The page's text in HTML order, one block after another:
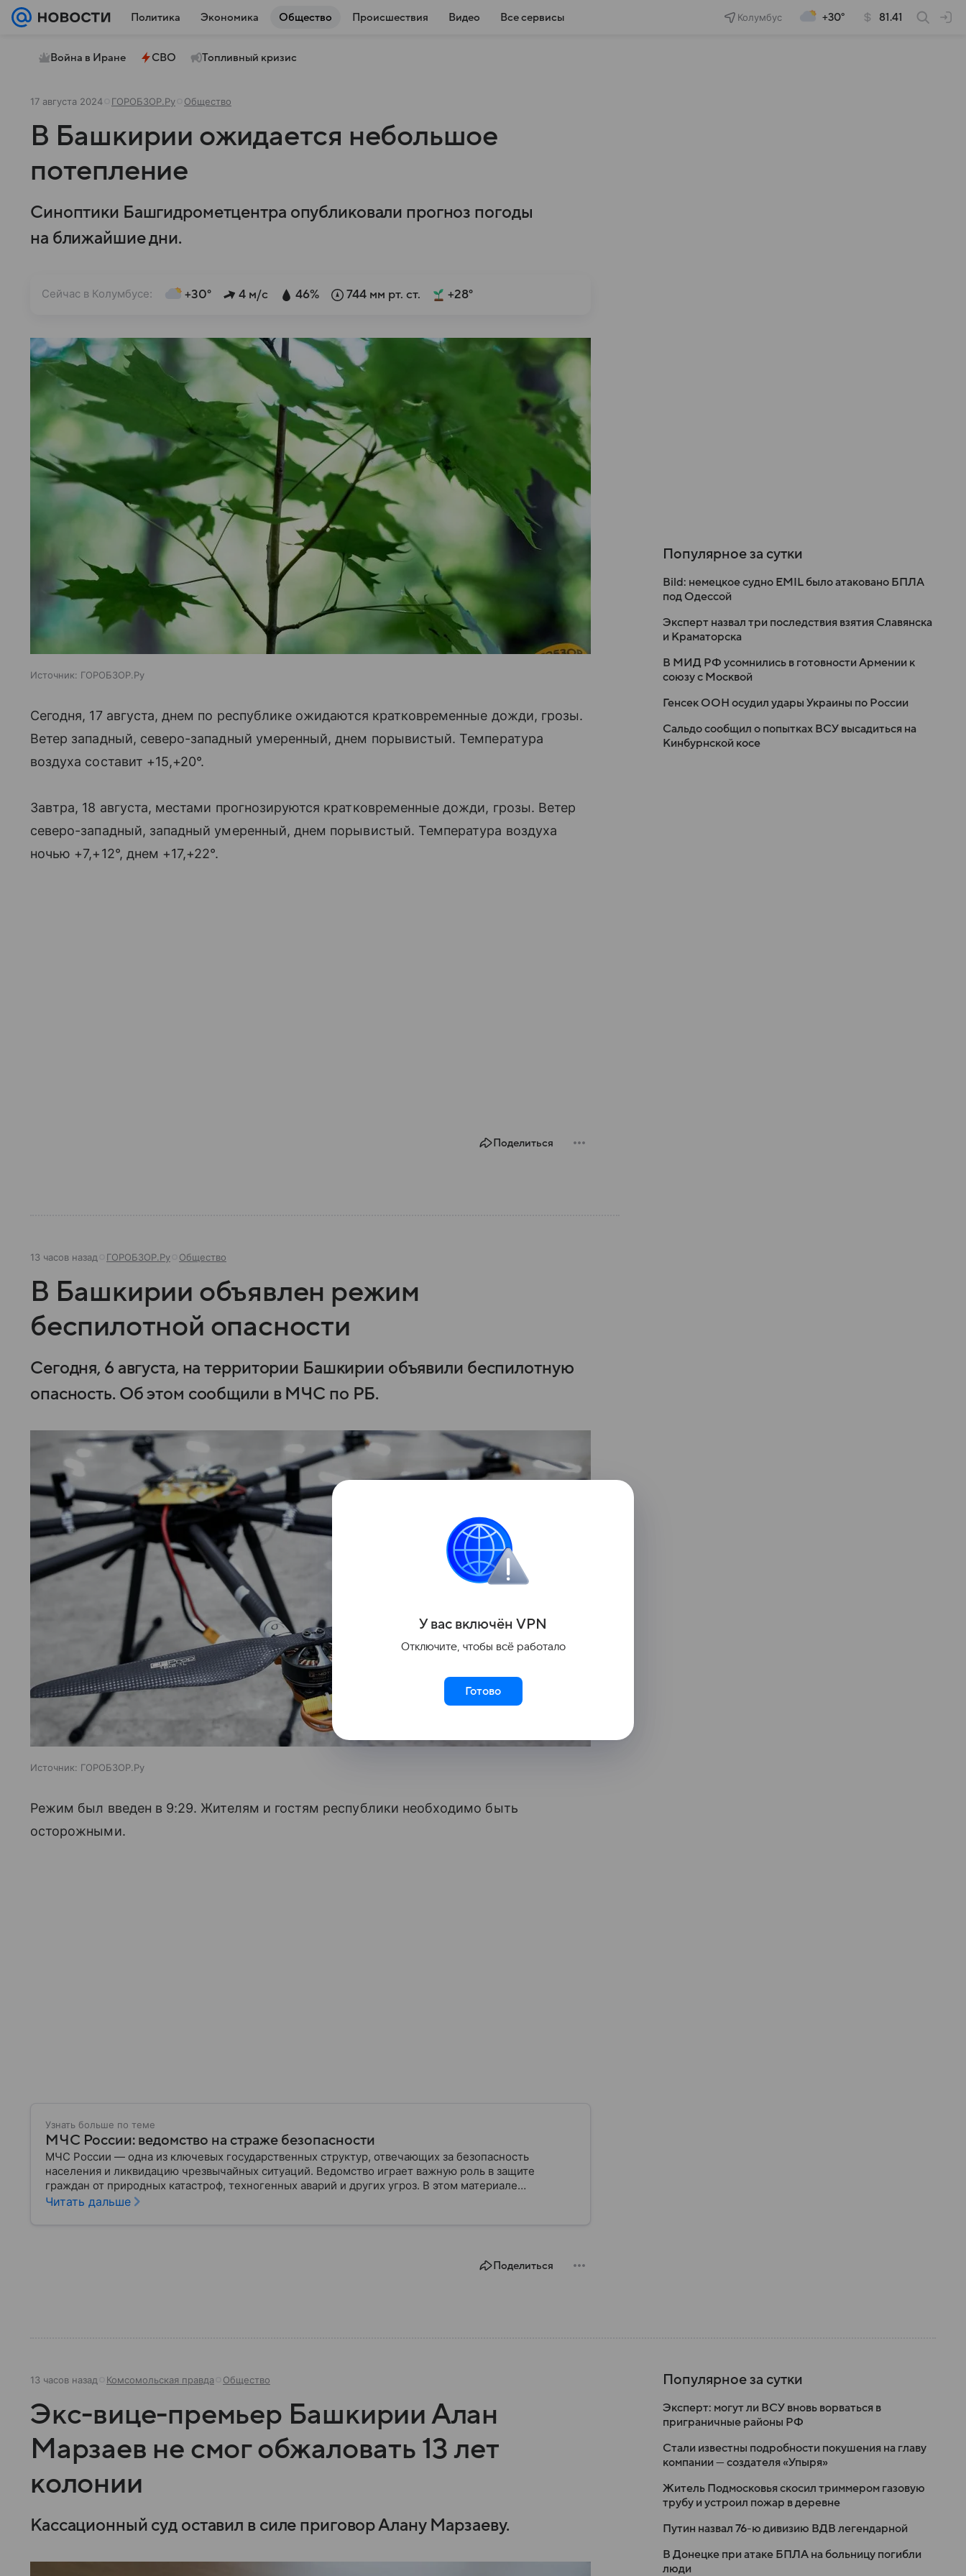
Политика Экономика Общество Происшествия Видео Все сервисы Колумбус +30° 81.41
Война в Иране СВО Топливный кризис
17 августа 2024 ГОРОБЗОР.Ру Общество
В Башкирии ожидается небольшое
потепление
Синоптики Башгидрометцентра опубликовали прогноз погоды
на ближайшие дни.
Сейчас в Колумбусе: +30° 4 м/с 46% 744 мм рт. ст. +28°
Источник: ГОРОБЗОР.Ру
Сегодня, 17 августа, днем по республике ожидаются кратковременные дожди, грозы.
Ветер западный, северо-западный умеренный, днем порывистый. Температура
воздуха составит +15,+20°.
Завтра, 18 августа, местами прогнозируются кратковременные дожди, грозы. Ветер
северо-западный, западный умеренный, днем порывистый. Температура воздуха
ночью +7,+12°, днем +17,+22°.
Поделиться
13 часов назад ГОРОБЗОР.Ру Общество
В Башкирии объявлен режим
беспилотной опасности
Сегодня, 6 августа, на территории Башкирии объявили беспилотную
опасность. Об этом сообщили в МЧС по РБ.
Источник: ГОРОБЗОР.Ру
Режим был введен в 9:29. Жителям и гостям республики необходимо быть
осторожными.
Узнать больше по теме
МЧС России: ведомство на страже безопасности
МЧС России — одна из ключевых государственных структур, отвечающих за безопасность
населения и ликвидацию чрезвычайных ситуаций. Ведомство играет важную роль в защите
граждан от природных катастроф, техногенных аварий и других угроз. В этом материале
разбираем, что представляет собой МЧС, как оно устроено, какие задачи выполняет и какую роль
Читать дальше
Поделиться
Популярное за сутки
Bild: немецкое судно EMIL было атаковано БПЛА
под Одессой
Эксперт назвал три последствия взятия Славянска
и Краматорска
В МИД РФ усомнились в готовности Армении к
союзу с Москвой
Генсек ООН осудил удары Украины по России
Сальдо сообщил о попытках ВСУ высадиться на
Кинбурнской косе
13 часов назад Комсомольская правда Общество
Экс-вице-премьер Башкирии Алан
Марзаев не смог обжаловать 13 лет
колонии
Кассационный суд оставил в силе приговор Алану Марзаеву.
Популярное за сутки
Эксперт: могут ли ВСУ вновь ворваться в
приграничные районы РФ
Стали известны подробности покушения на главу
компании — создателя «Упыря»
Житель Подмосковья скосил триммером газовую
трубу и устроил пожар в деревне
Путин назвал 76-ю дивизию ВДВ легендарной
В Донецке при атаке БПЛА на больницу погибли
люди
У вас включён VPN
Отключите, чтобы всё работало
Готово